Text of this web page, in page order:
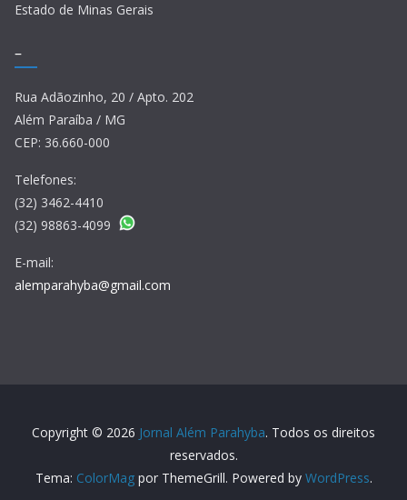
Estado de Minas Gerais
–
Rua Adãozinho, 20 / Apto. 202
Além Paraíba / MG
CEP: 36.660-000
Telefones:
(32) 3462-4410
(32) 98863-4099
E-mail:
alemparahyba@gmail.com
Copyright © 2026 Jornal Além Parahyba. Todos os direitos
reservados.
Tema: ColorMagpor ThemeGrill. Powered by WordPress.